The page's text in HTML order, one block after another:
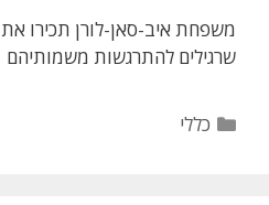
משפחת איב-סאן-לורן תכירו את
שרגילים להתרגשות משמותיהם
קטגוריות
כללי